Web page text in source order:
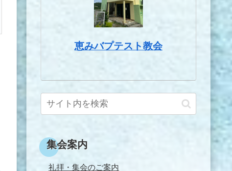
恵みバプテスト教会
集会案内
礼拝・集会のご案内